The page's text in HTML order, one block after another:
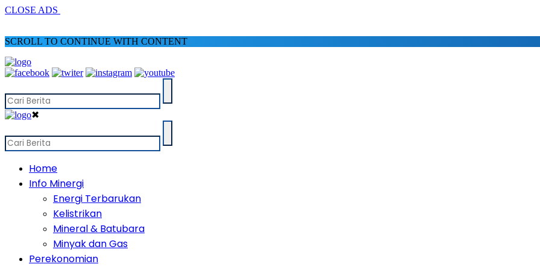
CLOSE ADS
SCROLL TO CONTINUE WITH CONTENT
✖
Home
Info Minergi
Energi Terbarukan
Kelistrikan
Mineral & Batubara
Minyak dan Gas
Perekonomian